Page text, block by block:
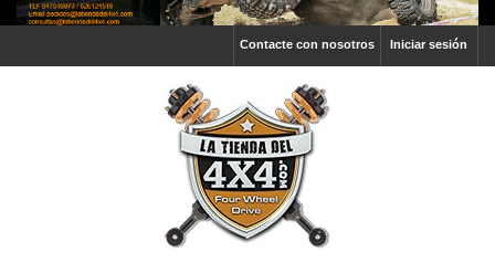
Iniciar sesión
Contacte con nosotros